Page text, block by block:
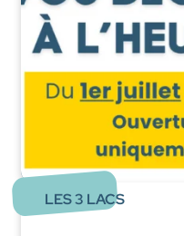
LES 3 LACS